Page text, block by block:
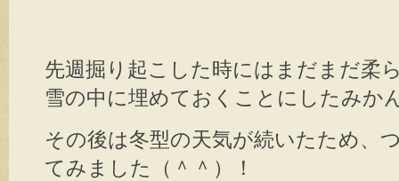
先週掘り起こした時にはまだまだ柔
雪の中に埋めておくことにしたみか
その後は冬型の天気が続いたため、
てみました（＾＾）！